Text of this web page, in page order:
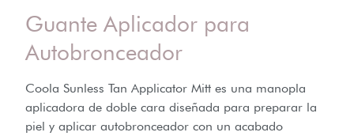
Guante Aplicador para
Autobronceador
Coola Sunless Tan Applicator Mitt es una manopla
aplicadora de doble cara diseñada para preparar la
piel y aplicar autobronceador con un acabado